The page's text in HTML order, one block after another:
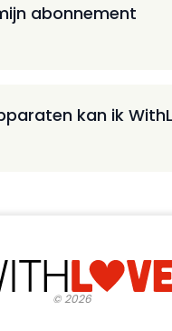
abonnement
kan ik
©2026